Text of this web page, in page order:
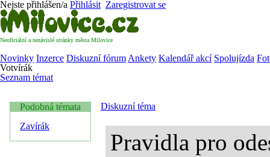
Nejste přihlášen/a Přihlásit Zaregistrovat se
Neoficiální a nezávislé stránky města Milovice
Novinky Inzerce Diskuzní fórum Ankety Kalendář akcí Spolujízda
Votvírák
Seznam témat
Podobná témata
Zavírák
Diskuzní téma
Pravidla pro